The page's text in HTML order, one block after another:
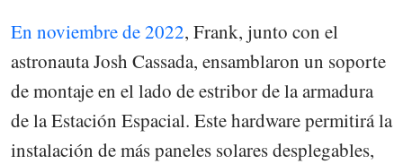
En noviembre de 2022, Frank, junto con el
astronauta Josh Cassada, ensamblaron un soporte
de montaje en el lado de estribor de la armadura
de la Estación Espacial. Este hardware permitirá la
instalación de más paneles solares desplegables,